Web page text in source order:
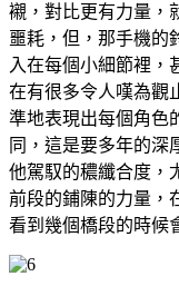
襯，對比更有力量，
噩耗，但，那手機的
入在每個小細節裡，
在有很多令人嘆為觀
準地表現出每個角色
同，這是要多年的深
他駕馭的穠纖合度，
前段的鋪陳的力量，
看到幾個橋段的時候